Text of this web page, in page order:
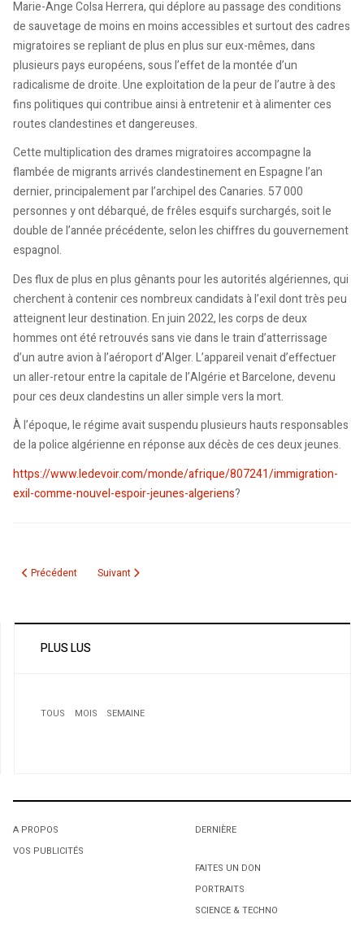
Marie-Ange Colsa Herrera, qui déplore au passage des conditions
de sauvetage de moins en moins accessibles et surtout des cadres
migratoires se repliant de plus en plus sur eux-mêmes, dans
plusieurs pays européens, sous l’effet de la montée d’un
radicalisme de droite. Une exploitation de la peur de l’autre à des
fins politiques qui contribue ainsi à entretenir et à alimenter ces
routes clandestines et dangereuses.
Cette multiplication des drames migratoires accompagne la
flambée de migrants arrivés clandestinement en Espagne l’an
dernier, principalement par l’archipel des Canaries. 57 000
personnes y ont débarqué, de frêles esquifs surchargés, soit le
double de l’année précédente, selon les chiffres du gouvernement
espagnol.
Des flux de plus en plus gênants pour les autorités algériennes, qui
cherchent à contenir ces nombreux candidats à l’exil dont très peu
atteignent leur destination. En juin 2022, les corps de deux
hommes ont été retrouvés sans vie dans le train d’atterrissage
d’un autre avion à l’aéroport d’Alger. L’appareil venait d’effectuer
un aller-retour entre la capitale de l’Algérie et Barcelone, devenu
pour ces deux clandestins un aller simple vers la mort.
À l’époque, le régime avait suspendu plusieurs hauts responsables
de la police algérienne en réponse aux décès de ces deux jeunes.
https://www.ledevoir.com/monde/afrique/807241/immigration-
exil-comme-nouvel-espoir-jeunes-algeriens?
Article précédent : Air Algérie annonce une offre dédiée aux familles
Précédent Article suivant : Le consul d’Algérie se défend d’avoir
Suivant
PLUS LUS
TOUS MOIS
SEMAINE
L'octroi accidentel du Gant Court.
L'octroi accidentel du Gant Court.
A PROPOS
VOS PUBLICITÉS
DERNIÈRE
FAITES UN DON
PORTRAITS
SCIENCE & TECHNO